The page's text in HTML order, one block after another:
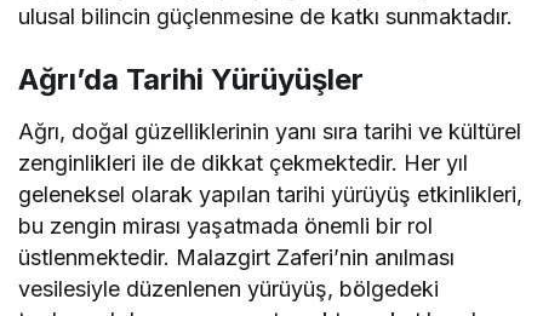
ulusal bilincin güçlenmesine de katkı sunmaktadır.
Ağrı’da Tarihi Yürüyüşler
Ağrı, doğal güzelliklerinin yanı sıra tarihi ve kültürel
zenginlikleri ile de dikkat çekmektedir. Her yıl
geleneksel olarak yapılan tarihi yürüyüş etkinlikleri,
bu zengin mirası yaşatmada önemli bir rol
üstlenmektedir. Malazgirt Zaferi’nin anılması
vesilesiyle düzenlenen yürüyüş, bölgedeki